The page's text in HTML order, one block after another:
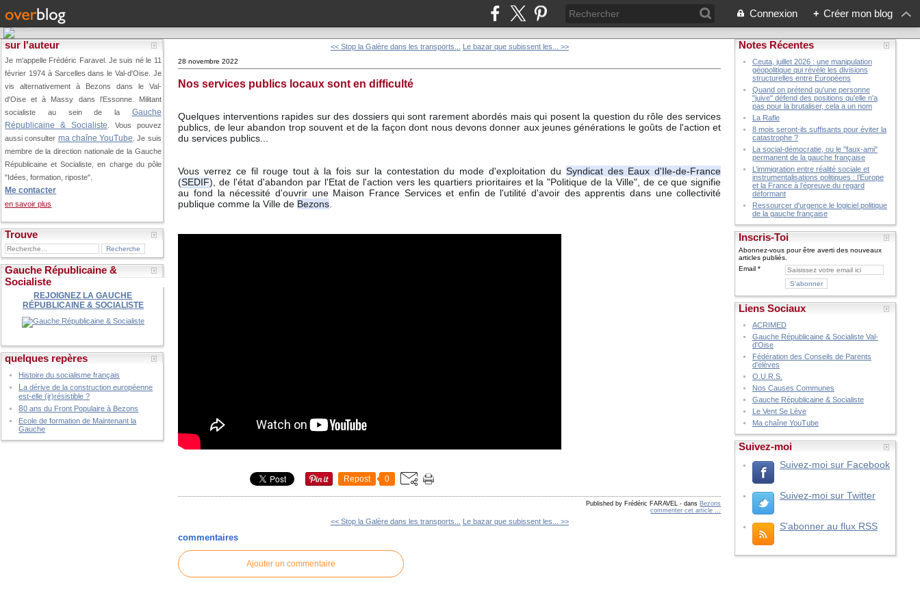
Connexion + Créer mon blog
sur l'auteur
Je m'appelle Frédéric Faravel. Je suis né le 11
février 1974 à Sarcelles dans le Val-d'Oise. Je
vis alternativement à Bezons dans le Val-
d'Oise et à Massy dans l'Essonne. Militant
socialiste au sein de la Gauche
Républicaine & Socialiste . Vous pouvez
aussi consulter ma chaîne YouTube . Je suis
membre de la direction nationale de la Gauche
Républicaine et Socialiste, en charge du pôle
"Idées, formation, riposte".
Me contacter
en savoir plus
Trouve
Gauche Républicaine &
Socialiste
REJOIGNEZ LA GAUCHE
RÉPUBLICAINE & SOCIALISTE
quelques repères
Histoire du socialisme français
La dérive de la construction européenne
est-elle (ir)résistible ?
80 ans du Front Populaire à Bezons
Ecole de formation de Maintenant la
Gauche
<< Stop la Galère dans les transports... Le bazar que subissent les... >>
28 novembre 2022
Nos services publics locaux sont en difficulté
Quelques interventions rapides sur des dossiers qui sont rarement abordés mais qui posent la question du rôle des services
publics, de leur abandon trop souvent et de la façon dont nous devons donner aux jeunes générations le goûts de l'action et
du services publics...
Vous verrez ce fil rouge tout à la fois sur la contestation du mode d'exploitation du Syndicat des Eaux d'Ile-de-France
(SEDIF), de l'état d'abandon par l'Etat de l'action vers les quartiers prioritaires et la "Politique de la Ville", de ce que signifie
au fond la nécessité d'ouvrir une Maison France Services et enfin de l'utilité d'avoir des apprentis dans une collectivité
publique comme la Ville de Bezons
Repost 0
Published by Frédéric FARAVEL - dans Bezons
commenter cet article
<< Stop la Galère dans les transports... Le bazar que subissent les... >>
commentaires
Ajouter un commentaire
Notes Récentes
Ceuta, juillet 2026 : une manipulation
géopolitique qui révèle les divisions
structurelles entre Européens
Quand on prétend qu'une personne
"juive" défend des positions qu'elle n'a
pas pour la brutaliser, cela a un nom
La Rafle
8 mois seront-ils suffisants pour éviter la
catastrophe ?
La social-démocratie, ou le "faux-ami"
permanent de la gauche française
L’immigration entre réalité sociale et
instrumentalisations politiques : l’Europe
et la France à l’épreuve du regard
déformant
Ressourcer d'urgence le logiciel politique
de la gauche française
Inscris-Toi
Abonnez-vous pour être averti des nouveaux
articles publiés.
Email
Liens Sociaux
ACRIMED
Gauche Républicaine & Socialiste Val-
d'Oise
Fédération des Conseils de Parents
d'élèves
O.U.R.S.
Nos Causes Communes
Gauche Républicaine & Socialiste
Le Vent Se Lève
Ma chaîne YouTube
Suivez-moi
Suivez-moi sur Facebook
Suivez-moi sur Twitter
S'abonner au flux RSS